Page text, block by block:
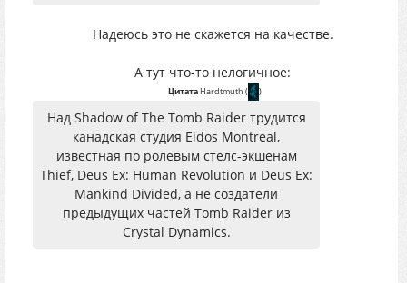
Надеюсь это не скажется на качестве.
А тут что-то нелогичное:
ЦитатаHardtmuth ( )
Над Shadow of The Tomb Raider трудится
канадская студия Eidos Montreal,
известная по ролевым стелс-экшенам
Thief, Deus Ex: Human Revolution и Deus Ex:
Mankind Divided, а не создатели
предыдущих частей Tomb Raider из
Crystal Dynamics.